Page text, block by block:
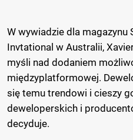
W wywiadzie dla magazynu
Invtational w Australii,
myśli nad dodaniem
międzyplatformowej.
się temu trendowi i cieszy
deweloperskich i
decyduje.